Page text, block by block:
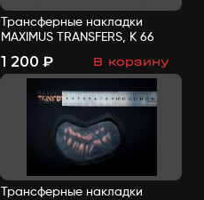
Трансферные накладки
MAXIMUS TRANSFERS, К 66
1 200 ₽ В корзину
- +
Трансферные накладки